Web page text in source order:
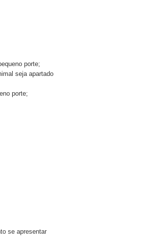
porte;
seja apartado
porte;
se apresentar